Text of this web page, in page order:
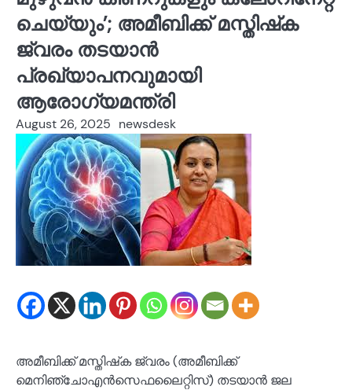
ചെയ്യും’; അമീബിക്ക് മസ്തിഷ്‌ക
ജ്വരം തടയാൻ
പ്രഖ്യാപനവുമായി
ആരോഗ്യമന്ത്രി
August 26, 2025 newsdesk
അമീബിക്ക് മസ്തിഷ്‌ക ജ്വരം (അമീബിക്ക്
മെനിഞ്ചോഎന്‍സെഫലൈറ്റിസ്) തടയാന്‍ ജല